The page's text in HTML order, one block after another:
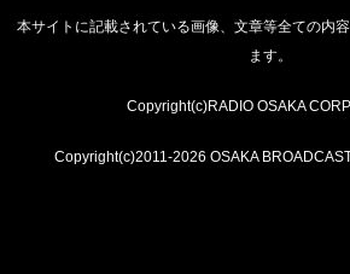
本サイトに記載されている画像、文章等全ての内
ます。
Copyright(c)RADIO OSAKA
Copyright(c)2011-2026 OSAKA